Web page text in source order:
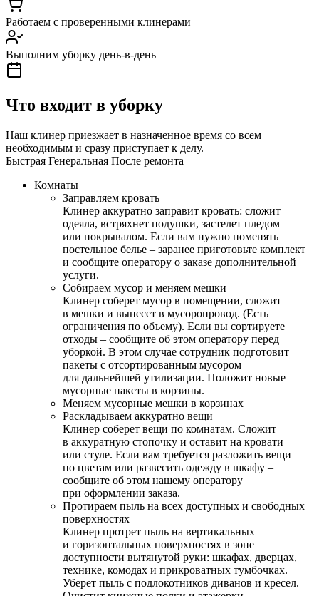
Работаем с проверенными клинерами
Выполним уборку день-в-день
Что входит в уборку
Наш клинер приезжает в назначенное время со всем
необходимым и сразу приступает к делу.
Быстрая Генеральная После ремонта
Комнаты
Заправляем кровать
Клинер аккуратно заправит кровать: сложит
одеяла, встряхнет подушки, застелет пледом
или покрывалом. Если вам нужно поменять
постельное белье – заранее приготовьте комплект
и сообщите оператору о заказе дополнительной
услуги.
Собираем мусор и меняем мешки
Клинер соберет мусор в помещении, сложит
в мешки и вынесет в мусоропровод. (Есть
ограничения по объему). Если вы сортируете
отходы – сообщите об этом оператору перед
уборкой. В этом случае сотрудник подготовит
пакеты с отсортированным мусором
для дальнейшей утилизации. Положит новые
мусорные пакеты в корзины.
Меняем мусорные мешки в корзинах
Раскладываем аккуратно вещи
Клинер соберет вещи по комнатам. Сложит
в аккуратную стопочку и оставит на кровати
или стуле. Если вам требуется разложить вещи
по цветам или развесить одежду в шкафу –
сообщите об этом нашему оператору
при оформлении заказа.
Протираем пыль на всех доступных и свободных
поверхностях
Клинер протрет пыль на вертикальных
и горизонтальных поверхностях в зоне
доступности вытянутой руки: шкафах, дверцах,
технике, комодах и прикроватных тумбочках.
Уберет пыль с подлокотников диванов и кресел.